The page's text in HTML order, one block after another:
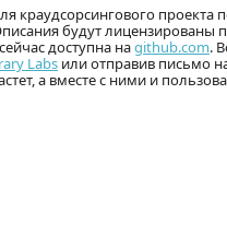
краудсорсингового
будут
доступна наgithub.com.
Labs или отправив письмо
а вместе с ними и